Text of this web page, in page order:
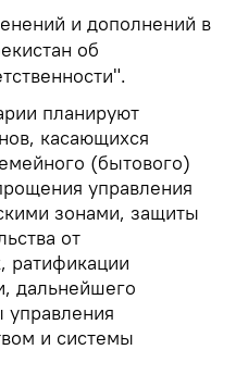
и дополнений в
об
планируют
касающихся
(бытового)
управления
зонами, защиты
от
ратификации
дальнейшего
и системы